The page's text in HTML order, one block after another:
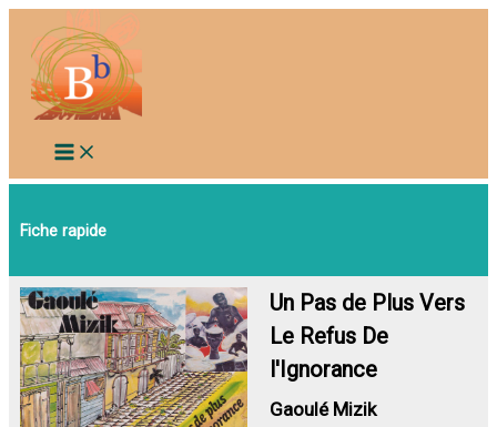
contenu
Fiche rapide
Un Pas de Plus Vers
Le Refus De
l'Ignorance
Gaoulé Mizik